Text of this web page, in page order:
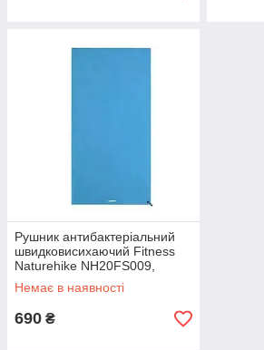
Рушник антибактеріальний
швидковисихаючий Fitness
Naturehike NH20FS009,
160*80, блакитний
Немає в наявності
690 ₴